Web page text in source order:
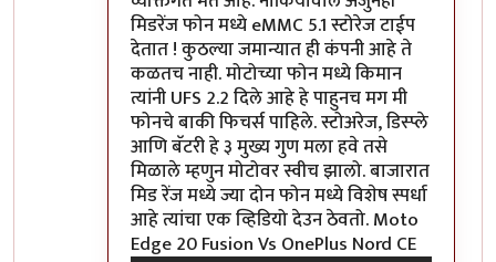
मिडरेंज फोन मध्ये eMMC 5.1 स्टोरेज टाईप
देतात ! कुठल्या जमान्यात ही कंपनी आहे ते
कळतच नाही. मोटोच्या फोन मध्ये किमान
त्यांनी UFS 2.2 दिले आहे हे पाहुनच मग मी
फोनचे बाकी फिचर्स पाहिले. स्टोअरेज, डिस्प्ले
आणि बॅटरी हे ३ मुख्य गुण मला हवे तसे
मिळाले म्हणुन मोटोवर स्वीच झालो. बाजारात
मिड रेंज मध्ये ज्या दोन फोन मध्ये विशेष स्पर्धा
आहे त्यांचा एक व्हिडियो देउन ठेवतो. Moto
Edge 20 Fusion Vs OnePlus Nord CE